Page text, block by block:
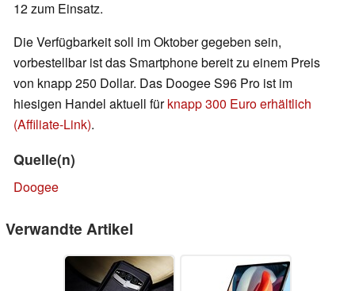
12 zum Einsatz.
Die Verfügbarkeit soll im Oktober gegeben sein,
vorbestellbar ist das Smartphone bereit zu einem Preis
von knapp 250 Dollar. Das Doogee S96 Pro ist im
hiesigen Handel aktuell fürknapp 300 Euro erhältlich
(Affiliate-Link).
Quelle(n)
Doogee
Verwandte Artikel